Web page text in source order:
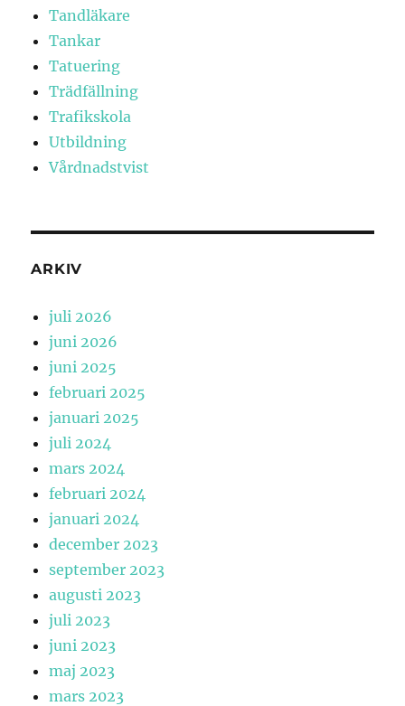
Tandläkare
Tankar
Tatuering
Trädfällning
Trafikskola
Utbildning
Vårdnadstvist
ARKIV
juli 2026
juni 2026
juni 2025
februari 2025
januari 2025
juli 2024
mars 2024
februari 2024
januari 2024
december 2023
september 2023
augusti 2023
juli 2023
juni 2023
maj 2023
mars 2023